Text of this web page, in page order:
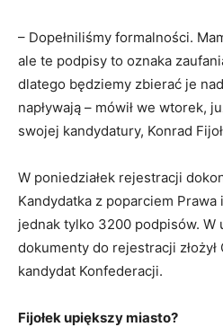
– Dopełniliśmy formalności.
ale te podpisy to oznaka
dlatego będziemy zbierać je
napływają – mówił we wtorek,
swojej kandydatury, Konrad
W poniedziałek rejestracji
Kandydatka z poparciem Prawa
jednak tylko 3200 podpisów. W
dokumenty do rejestracji złożył
kandydat Konfederacji.
Fijołek upiększy miasto?